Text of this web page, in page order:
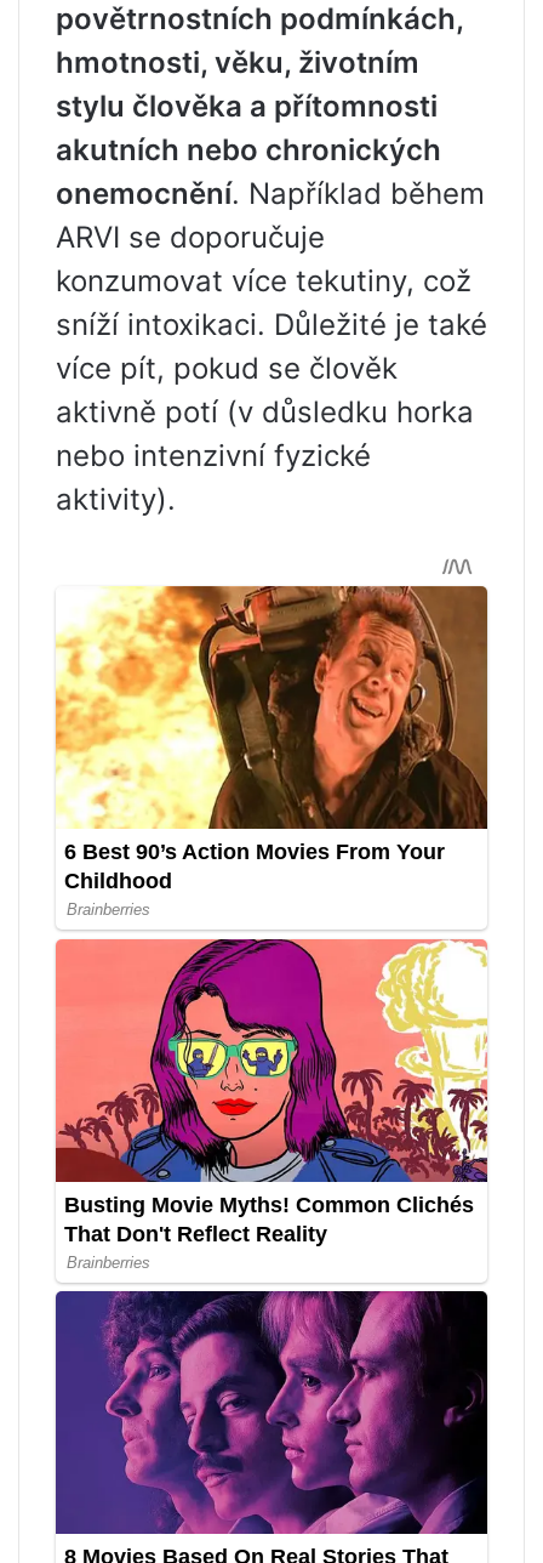
povětrnostních podmínkách,
hmotnosti, věku, životním
stylu člověka a přítomnosti
akutních nebo chronických
onemocnění. Například během
ARVI se doporučuje
konzumovat více tekutiny, což
sníží intoxikaci. Důležité je také
více pít, pokud se člověk
aktivně potí (v důsledku horka
nebo intenzivní fyzické
aktivity).